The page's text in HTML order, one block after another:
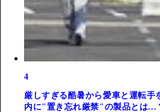
4
厳しすぎる酷暑から愛車と運転
内に"置き忘れ厳禁"の製品とは...